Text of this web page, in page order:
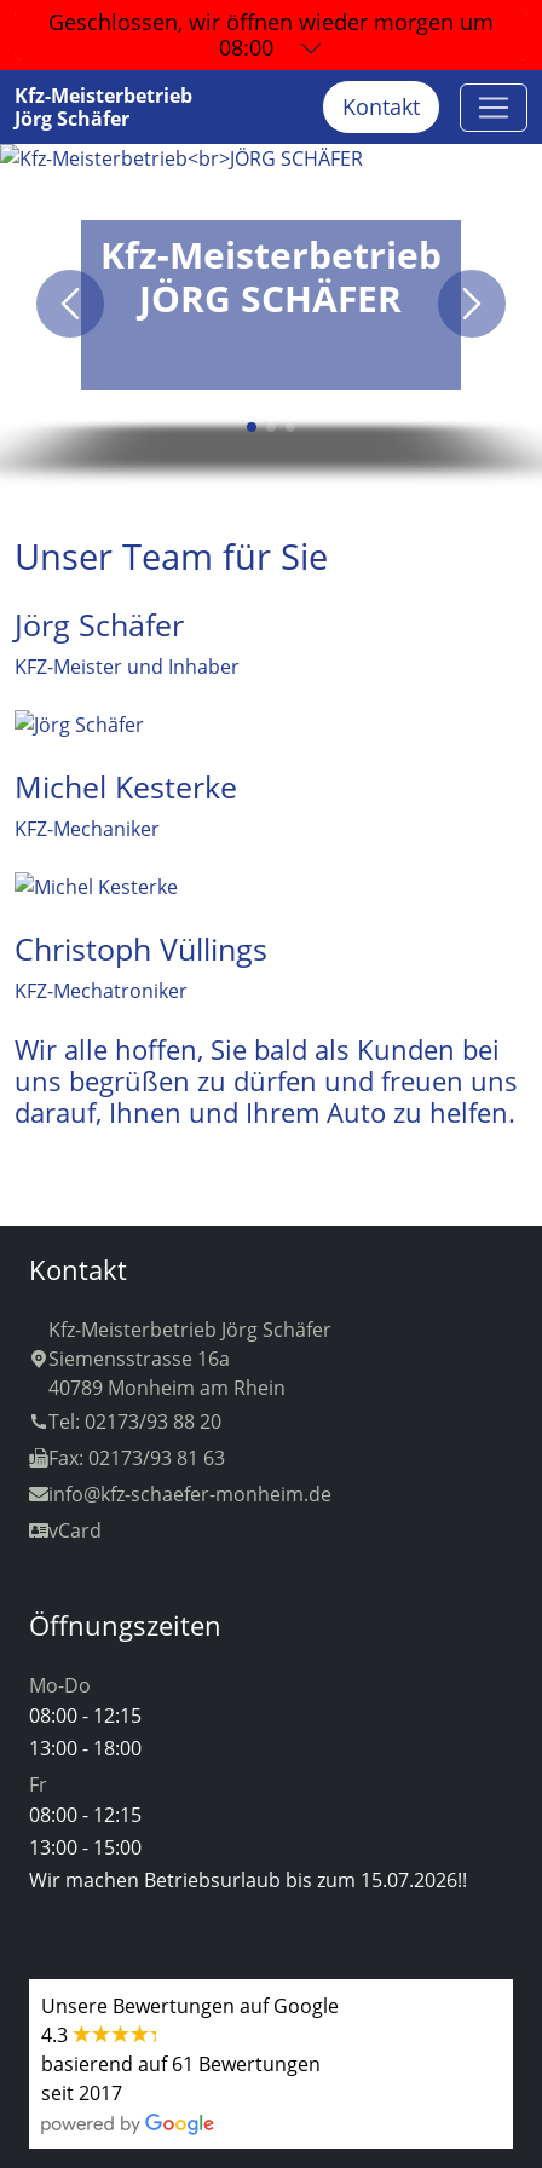
Geschlossen, wir öffnen wieder morgen um
08:00
Kfz-Meisterbetrieb
Jörg Schäfer
Kontakt
Kfz-Meisterbetrieb
JÖRG SCHÄFER
Unser Team für Sie
Jörg Schäfer
KFZ-Meister und Inhaber
Michel Kesterke
KFZ-Mechaniker
Christoph Vüllings
KFZ-Mechatroniker
Wir alle hoffen, Sie bald als Kunden bei
uns begrüßen zu dürfen und freuen uns
darauf, Ihnen und Ihrem Auto zu helfen.
Kontakt
Kfz-Meisterbetrieb Jörg Schäfer
Siemensstrasse 16a
40789 Monheim am Rhein
Tel: 02173/93 88 20
Fax: 02173/93 81 63
info@kfz-schaefer-monheim.de
vCard
Öffnungszeiten
Mo-Do
08:00 - 12:15
13:00 - 18:00
Fr
08:00 - 12:15
13:00 - 15:00
Wir machen Betriebsurlaub bis zum 15.07.2026!!
Unsere Bewertungen auf Google
4.3
basierend auf 61 Bewertungen
seit 2017